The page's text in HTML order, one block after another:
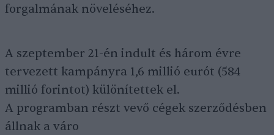
forgalmának növeléséhez.
A szeptember 21-én indult és három évre
tervezett kampányra 1,6 millió eurót (584
millió forintot) különítettek el.
A programban részt vevő cégek szerződésben
állnak a váro